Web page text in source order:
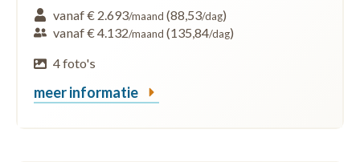
vanaf € 2.693/maand (88,53/dag)
vanaf € 4.132/maand (135,84/dag)
4 foto's
meer informatie